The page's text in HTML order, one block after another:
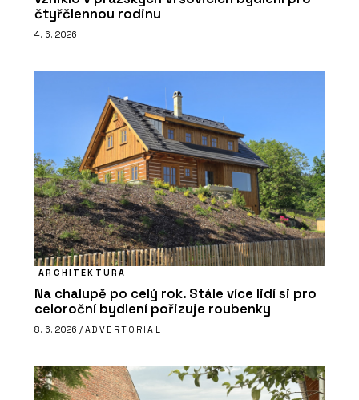
čtyřčlennou rodinu
4. 6. 2026
ARCHITEKTURA
Na chalupě po celý rok. Stále více lidí si pro
celoroční bydlení pořizuje roubenky
8. 6. 2026 / ADVERTORIAL